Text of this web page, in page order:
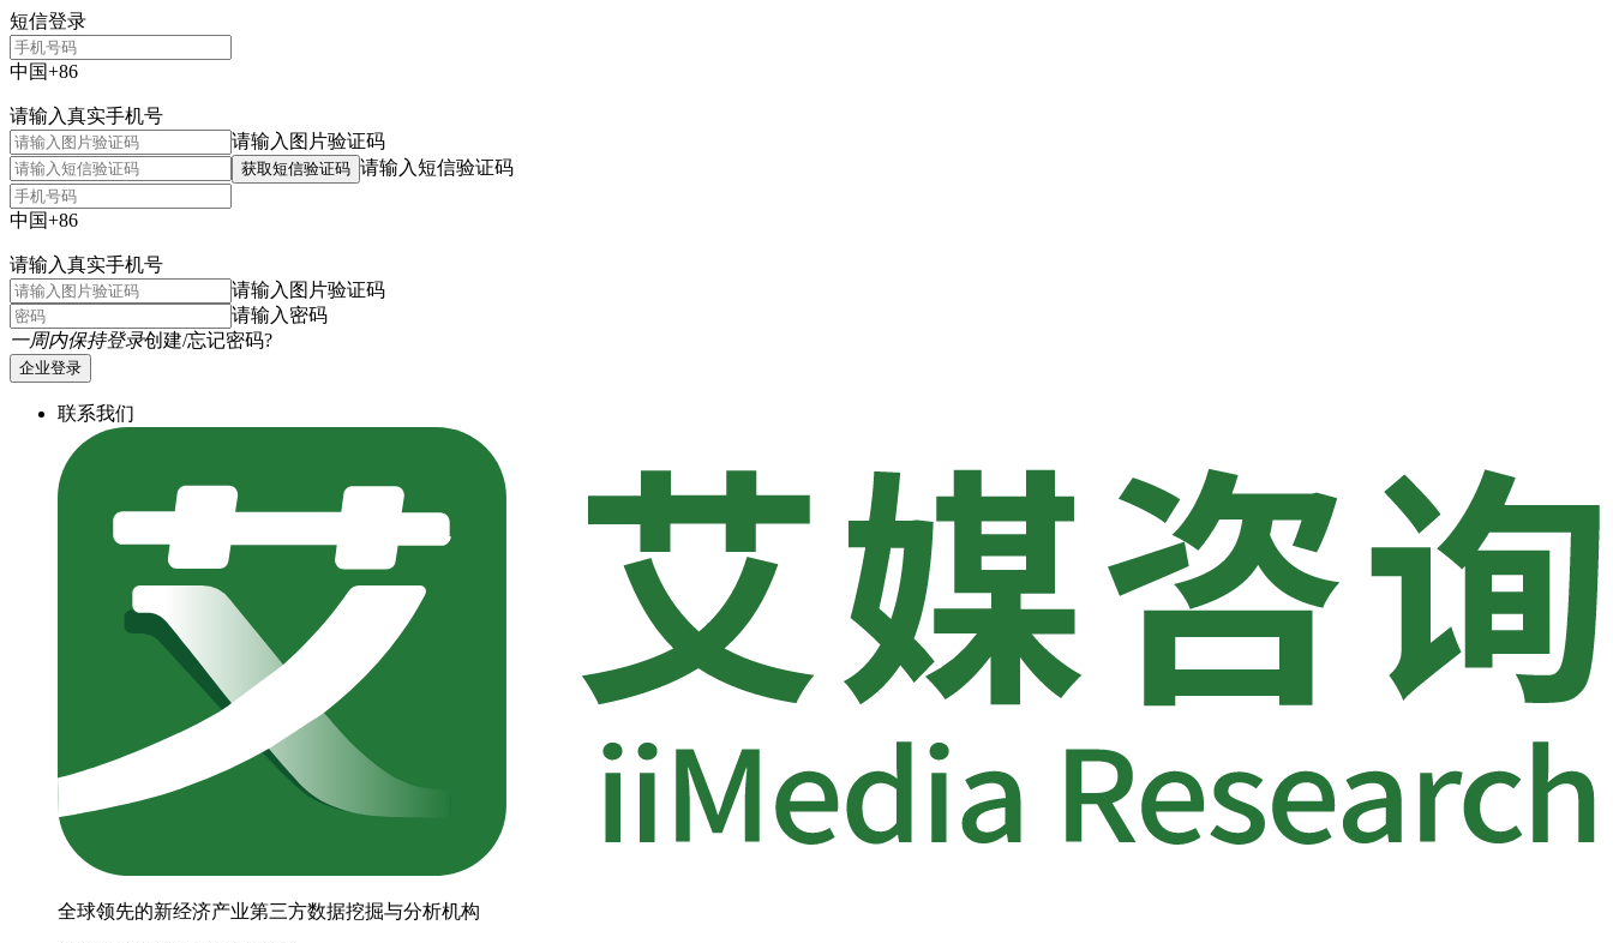
短信登录
中国+86
请输入真实手机号
请输入图片验证码
获取短信验证码 请输入短信验证码
中国+86
请输入真实手机号
请输入图片验证码
请输入密码
一周内保持登录创建/忘记密码?
企业登录
联系我们
全球领先的新经济产业第三方数据挖掘与分析机构